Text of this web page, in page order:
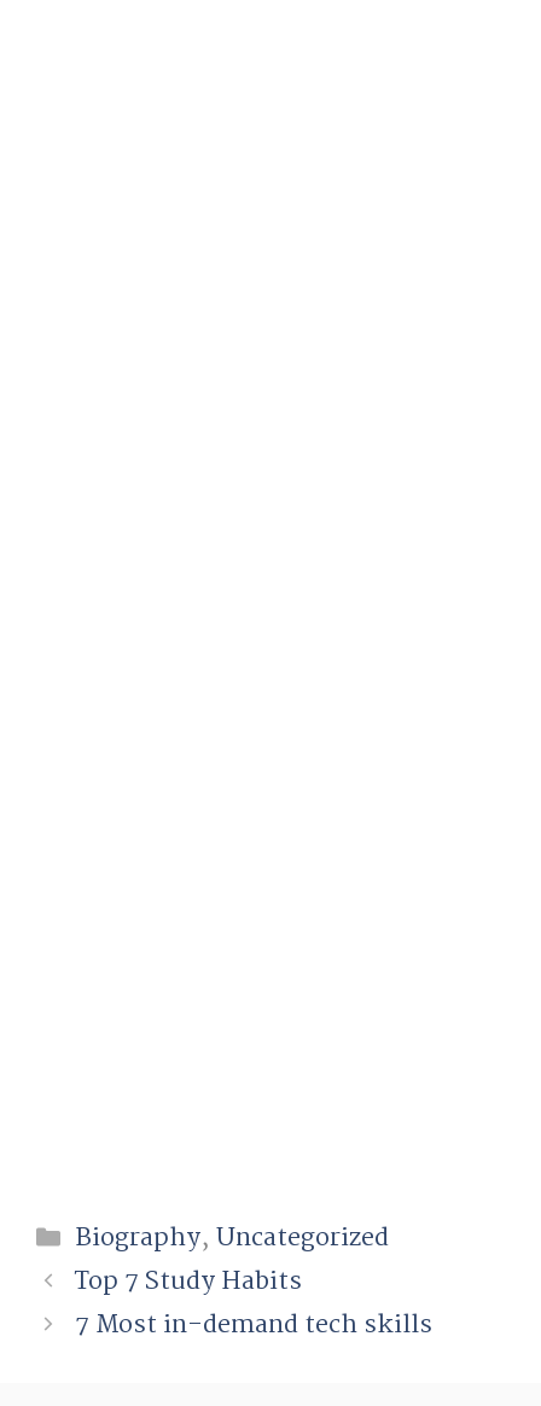
Categories
Biography, Uncategorized
Top 7 Study Habits
7 Most in-demand tech skills